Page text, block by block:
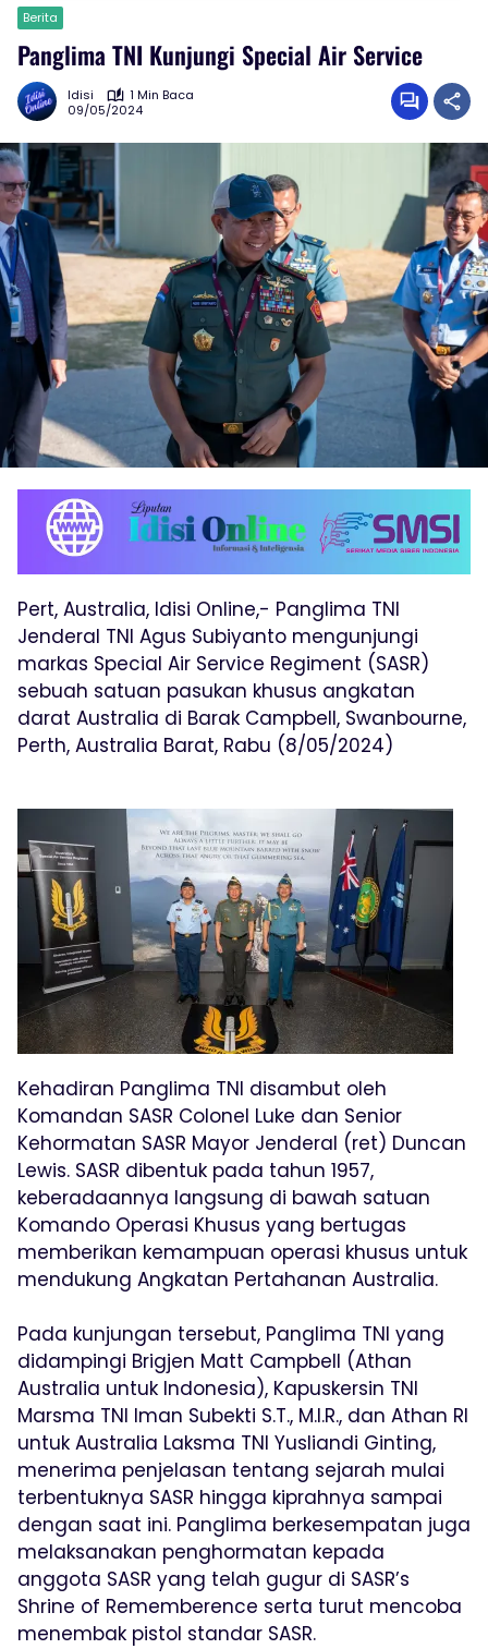
Berita
Panglima TNI Kunjungi Special Air Service
Idisi
1 Min Baca
09/05/2024
Pert, Australia, Idisi Online,- Panglima TNI
Jenderal TNI Agus Subiyanto mengunjungi
markas Special Air Service Regiment (SASR)
sebuah satuan pasukan khusus angkatan
darat Australia di Barak Campbell, Swanbourne,
Perth, Australia Barat, Rabu (8/05/2024)
Kehadiran Panglima TNI disambut oleh
Komandan SASR Colonel Luke dan Senior
Kehormatan SASR Mayor Jenderal (ret) Duncan
Lewis. SASR dibentuk pada tahun 1957,
keberadaannya langsung di bawah satuan
Komando Operasi Khusus yang bertugas
memberikan kemampuan operasi khusus untuk
mendukung Angkatan Pertahanan Australia.
Pada kunjungan tersebut, Panglima TNI yang
didampingi Brigjen Matt Campbell (Athan
Australia untuk Indonesia), Kapuskersin TNI
Marsma TNI Iman Subekti S.T., M.I.R., dan Athan RI
untuk Australia Laksma TNI Yusliandi Ginting,
menerima penjelasan tentang sejarah mulai
terbentuknya SASR hingga kiprahnya sampai
dengan saat ini. Panglima berkesempatan juga
melaksanakan penghormatan kepada
anggota SASR yang telah gugur di SASR’s
Shrine of Rememberence serta turut mencoba
menembak pistol standar SASR.